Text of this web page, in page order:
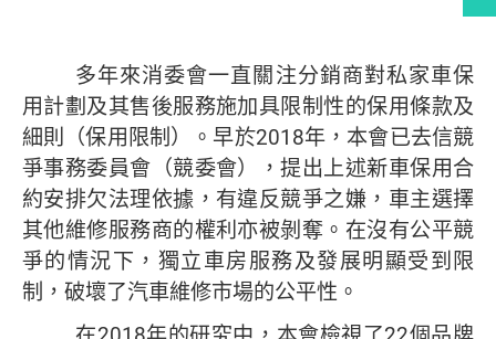
多年來消委會一直關注分銷商對私家車保
用計劃及其售後服務施加具限制性的保用條款及
細則（保用限制）。早於2018年，本會已去信競
爭事務委員會（競委會），提出上述新車保用合
約安排欠法理依據，有違反競爭之嫌，車主選擇
其他維修服務商的權利亦被剝奪。在沒有公平競
爭的情況下，獨立車房服務及發展明顯受到限
制，破壞了汽車維修市場的公平性。